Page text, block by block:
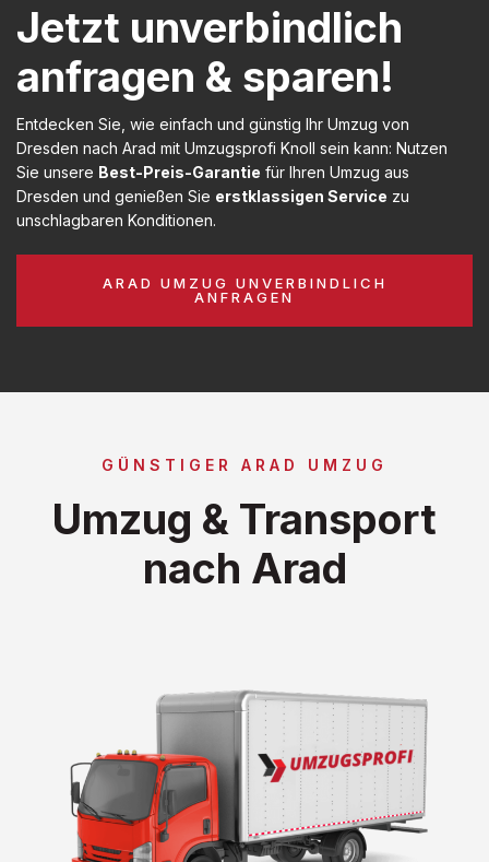
Jetzt unverbindlich
anfragen & sparen!
Entdecken Sie, wie einfach und günstig Ihr Umzug von
Dresden nach Arad mit Umzugsprofi Knoll sein kann: Nutzen
Sie unsere Best-Preis-Garantie für Ihren Umzug aus
Dresden und genießen Sie erstklassigen Service zu
unschlagbaren Konditionen.
ARAD UMZUG UNVERBINDLICH
ANFRAGEN
GÜNSTIGER ARAD UMZUG
Umzug & Transport
nach Arad